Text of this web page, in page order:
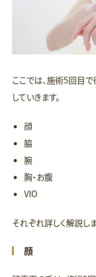
ここでは、施術5回目
していきます。
顔
脇
腕
胸・お腹
VIO
それぞれ詳しく解説しま
顔